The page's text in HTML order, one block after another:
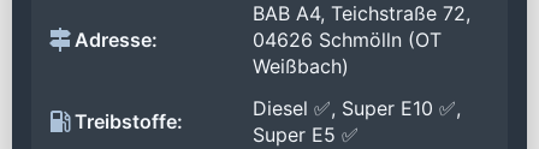
Adresse:
BAB A4, Teichstraße 72,
04626 Schmölln (OT
Weißbach)
Treibstoffe:
Diesel ✅, Super E10 ✅,
Super E5 ✅